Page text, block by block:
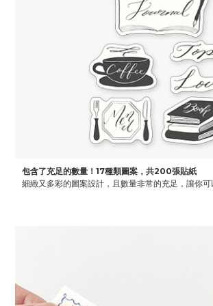
包含了充足的數量！17種類圖案，共200張貼紙
細緻又多彩的圖案設計，且數量非常的充足，讓你